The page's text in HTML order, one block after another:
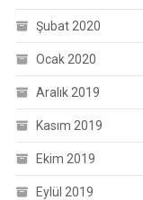
Şubat 2020
Ocak 2020
Aralık 2019
Kasım 2019
Ekim 2019
Eylül 2019